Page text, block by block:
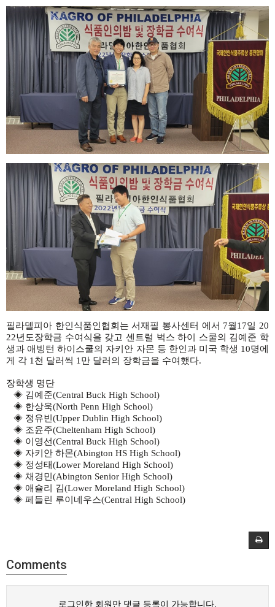
필라델피아 한인식품인협회는 서재필 봉사센터 에서 7월17일 20
22년도장학금 수여식을 갖고 센트럴 벅스 하이 스쿨의 김예준 학
생과 애빙턴 하이스쿨의 자키안 자몬 등 한인과 미국 학생 10명에
게
각 1천 달러씩 1만 달러의 장학금을 수여했다.
장학생 명단
◈ 김예준(Central Buck High School)
◈ 한상욱(North Penn High School)
◈ 정유빈(Upper Dublin High School)
◈ 조윤주(Cheltenham High School)
◈ 이영선(Central Buck High School)
◈ 자키안 하몬(Abington HS High School)
◈ 정성태(Lower Moreland High School)
◈ 채경민(Abington Senior High School)
◈ 애슐리 김(Lower Moreland High School)
◈ 페들린 루이네우스(Central High School)
Comments
로그인한 회원만 댓글 등록이 가능합니다.